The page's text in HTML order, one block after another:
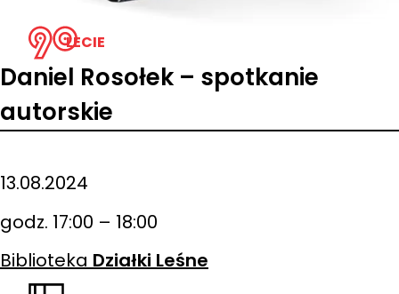
LECIE
Daniel Rosołek – spotkanie
autorskie
13.08.2024
godz. 17:00 – 18:00
Biblioteka Działki Leśne